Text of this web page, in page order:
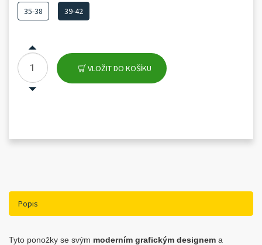
35-38
39-42
VLOŽIT DO KOŠÍKU
Popis
Tyto ponožky se svým moderním grafickým designem a